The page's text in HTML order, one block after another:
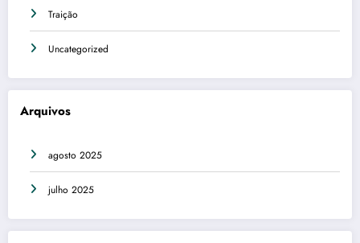
Traição
Uncategorized
Arquivos
agosto 2025
julho 2025